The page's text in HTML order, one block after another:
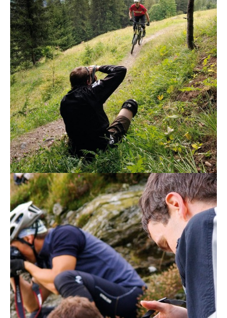
Actualités
Technologies
Tests de produits
Conseils
Tendances
Tous nos articles
À propos